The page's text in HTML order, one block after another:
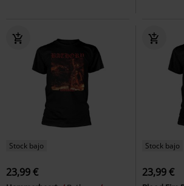
Stock bajo
23,99 €
Stock bajo
23,99 €